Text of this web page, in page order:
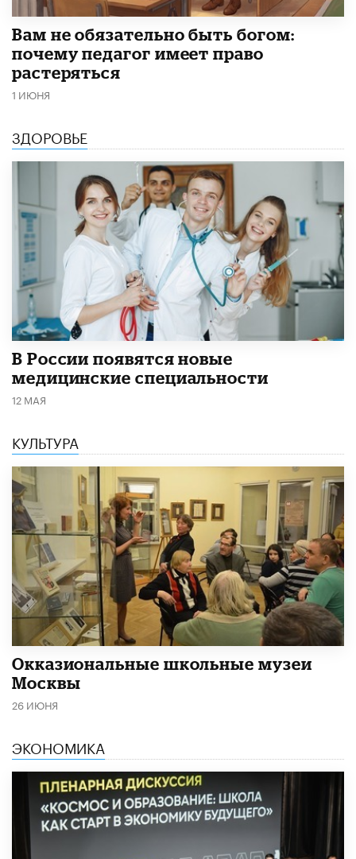
​Вам не обязательно быть богом:
почему педагог имеет право
растеряться
1 ИЮНЯ
ЗДОРОВЬЕ
В России появятся новые
медицинские специальности
12 МАЯ
КУЛЬТУРА
​Окказиональные школьные музеи
Москвы
26 ИЮНЯ
ЭКОНОМИКА